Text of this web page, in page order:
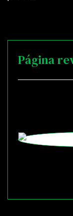
Página